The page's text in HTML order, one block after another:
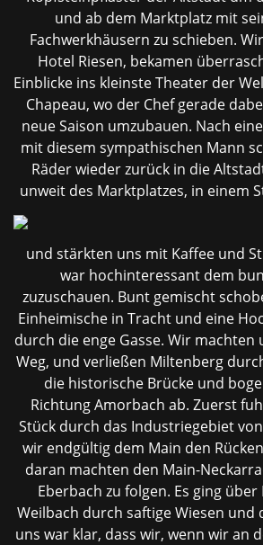
und ab dem Marktplatz mit
Fachwerkhäusern zu schieben.
Hotel Riesen, bekamen
Einblicke ins kleinste Theater der
Chapeau, wo der Chef gerade
neue Saison umzubauen. Nach
mit diesem sympathischen Mann
Räder wieder zurück in die
unweit des Marktplatzes, in einem
und stärkten uns mit Kaffee und
war hochinteressant dem
zuzuschauen. Bunt gemischt
Einheimische in Tracht und eine
durch die enge Gasse. Wir machten
Weg, und verließen Miltenberg
die historische Brücke und
Richtung Amorbach ab. Zuerst
Stück durch das Industriegebiet
wir endgültig dem Main den
daran machten den Main-
Eberbach zu folgen. Es ging
Weilbach durch saftige Wiesen und
uns war klar, dass wir, wenn wir an